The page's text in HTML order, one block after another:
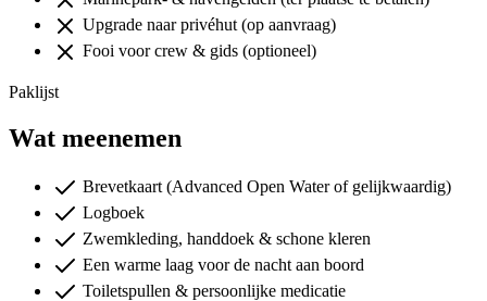
Upgrade naar privéhut (op aanvraag)
Fooi voor crew & gids (optioneel)
Paklijst
Wat meenemen
Brevetkaart (Advanced Open Water of gelijkwaardig)
Logboek
Zwemkleding, handdoek & schone kleren
Een warme laag voor de nacht aan boord
Toiletspullen & persoonlijke medicatie